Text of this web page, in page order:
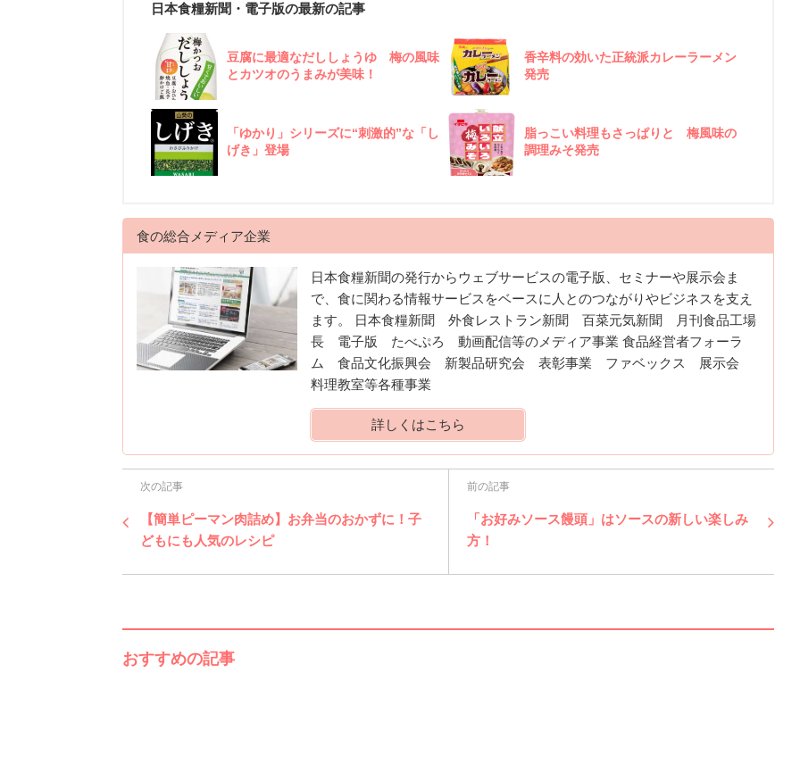
日本食糧新聞・電子版の最新の記事
豆腐に最適なだししょうゆ 梅の風味
とカツオのうまみが美味！
香辛料の効いた正統派カレーラーメン
発売
「ゆかり」シリーズに“刺激的”な「し
げき」登場
脂っこい料理もさっぱりと 梅風味の
調理みそ発売
食の総合メディア企業
日本食糧新聞の発行からウェブサービスの電子版、セミナーや展示会ま
で、食に関わる情報サービスをベースに人とのつながりやビジネスを支え
ます。 日本食糧新聞 外食レストラン新聞 百菜元気新聞 月刊食品工場
長 電子版 たべぷろ 動画配信等のメディア事業 食品経営者フォーラ
ム 食品文化振興会 新製品研究会 表彰事業 ファベックス 展示会
料理教室等各種事業
詳しくはこちら
次の記事
【簡単ピーマン肉詰め】お弁当のおかずに！子
どもにも人気のレシピ
前の記事
「お好みソース饅頭」はソースの新しい楽しみ
方！
おすすめの記事